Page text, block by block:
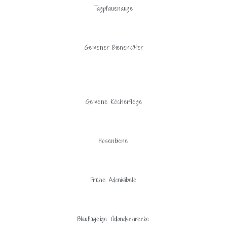
Tagpfauenauge
Gemeiner Bienenkäfer
Gemeine Köcherfliege
Hosenbiene
Frühe Adonislibelle
Blauflügelige Ödlandschrecke